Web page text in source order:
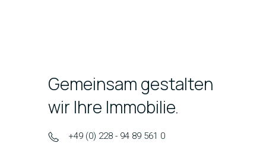
Gemeinsam gestalten
wir Ihre Immobilie.
+49 (0) 228 - 94 89 561 0